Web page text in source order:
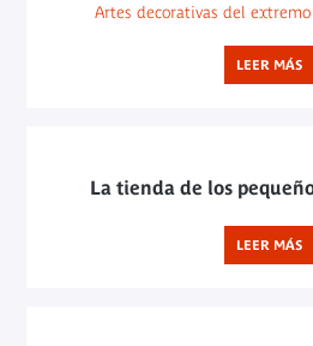
Artes decorativas del
LEER MÁS
La tienda de los
LEER MÁS